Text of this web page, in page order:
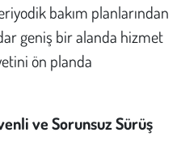
bakım planlarından
geniş bir alanda hizmet
ön planda
ve Sorunsuz Sürüş